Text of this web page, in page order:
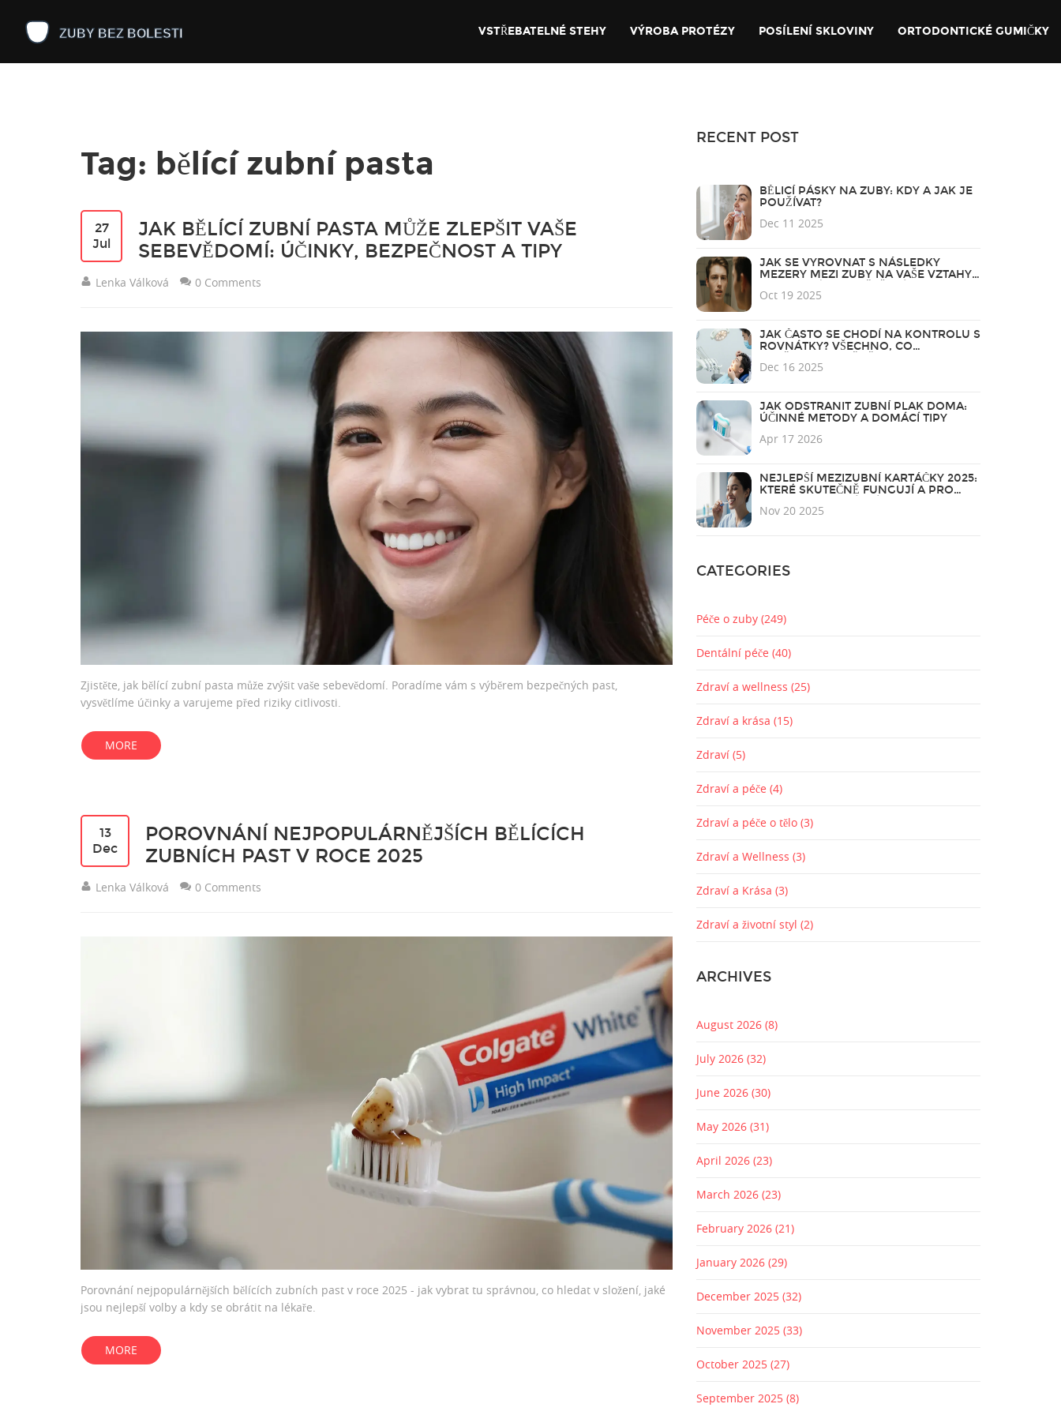
VSTŘEBATELNÉ STEHY VÝROBA PROTÉZY POSÍLENÍ SKLOVINY ORTODONTICKÉ GUMIČKY
Tag: bělící zubní pasta
27
Jul
JAK BĚLÍCÍ ZUBNÍ PASTA MŮŽE ZLEPŠIT VAŠE
SEBEVĚDOMÍ: ÚČINKY, BEZPEČNOST A TIPY
Lenka Válková 0 Comments
Zjistěte, jak bělící zubní pasta může zvýšit vaše sebevědomí. Poradíme vám s výběrem bezpečných past,
vysvětlíme účinky a varujeme před riziky citlivosti.
MORE
13
Dec
POROVNÁNÍ NEJPOPULÁRNĚJŠÍCH BĚLÍCÍCH
ZUBNÍCH PAST V ROCE 2025
Lenka Válková 0 Comments
Porovnání nejpopulárnějších bělících zubních past v roce 2025 - jak vybrat tu správnou, co hledat v složení, jaké
jsou nejlepší volby a kdy se obrátit na lékaře.
MORE
RECENT POST
BĚLICÍ PÁSKY NA ZUBY: KDY A JAK JE
POUŽÍVAT?
Dec 11 2025
JAK SE VYROVNAT S NÁSLEDKY
MEZERY MEZI ZUBY NA VAŠE VZTAHY -
Oct 19 2025
JAK ČASTO SE CHODÍ NA KONTROLU S
ROVNÁTKY? VŠECHNO, CO
Dec 16 2025
JAK ODSTRANIT ZUBNÍ PLAK DOMA:
ÚČINNÉ METODY A DOMÁCÍ TIPY
Apr 17 2026
NEJLEPŠÍ MEZIZUBNÍ KARTÁČKY 2025:
KTERÉ SKUTEČNĚ FUNGUJÍ A PRO
Nov 20 2025
CATEGORIES
Péče o zuby (249)
Dentální péče (40)
Zdraví a wellness (25)
Zdraví a krása (15)
Zdraví (5)
Zdraví a péče (4)
Zdraví a péče o tělo (3)
Zdraví a Wellness (3)
Zdraví a Krása (3)
Zdraví a životní styl (2)
ARCHIVES
August 2026 (8)
July 2026 (32)
June 2026 (30)
May 2026 (31)
April 2026 (23)
March 2026 (23)
February 2026 (21)
January 2026 (29)
December 2025 (32)
November 2025 (33)
October 2025 (27)
September 2025 (8)